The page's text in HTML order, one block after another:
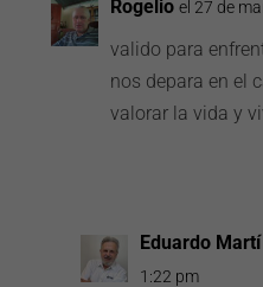
Rogelio el 27 de
valido para
nos depara en el
valorar la vida y
Eduardo Martí
1:22 pm